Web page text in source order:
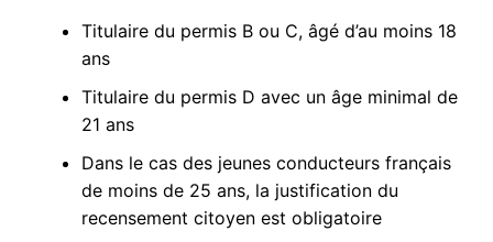
Titulaire du permis B ou C, âgé d’au moins 18
ans
Titulaire du permis D avec un âge minimal de
21 ans
Dans le cas des jeunes conducteurs français
de moins de 25 ans, la justification du
recensement citoyen est obligatoire